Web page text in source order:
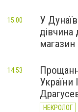
У
дівчина
магазин
15:00
України
НЕКРОЛОГ
14:53